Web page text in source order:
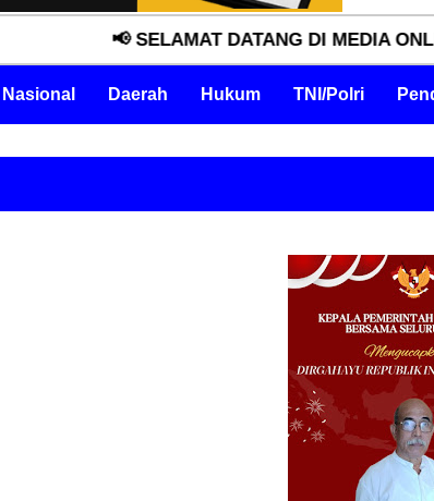
📢 SELAMAT DATANG DI MEDIA ONLINE
Nasional Daerah Hukum TNI/Polri